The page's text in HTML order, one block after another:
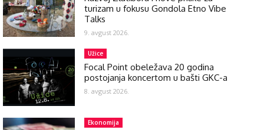
turizam u fokusu Gondola Etno Vibe
Talks
9. avgust 2026.
Užice
Focal Point obeležava 20 godina
postojanja koncertom u bašti GKC-a
8. avgust 2026.
Ekonomija